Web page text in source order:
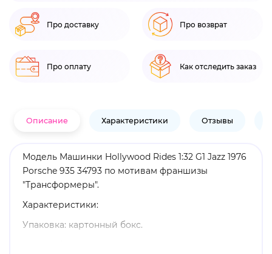
Про доставку Про возврат
Про оплату Как отследить заказ
Описание Характеристики Отзывы
Модель Машинки Hollywood Rides 1:32 G1 Jazz 1976
Porsche 935 34793 по мотивам франшизы
"Трансформеры".
Характеристики:
Упаковка: картонный бокс.